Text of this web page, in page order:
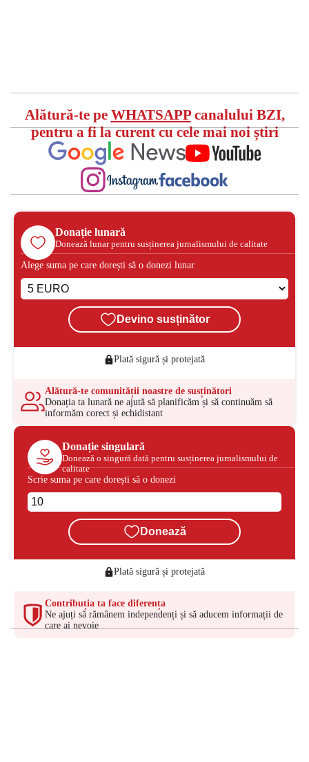
Alătură-te pe WHATSAPPcanalului BZI,
pentru a fi la curent cu cele mai noi știri
Donație lunară
Donează lunar pentru susținerea jurnalismului de calitate
Alege suma pe care dorești să o donezi lunar
Devino susținător
Plată sigură și protejată
Alătură-te comunității noastre de susținători
Donația ta lunară ne ajută să planificăm și să continuăm să
informăm corect și echidistant
Donație singulară
Donează o singură dată pentru susținerea jurnalismului de
calitate
Scrie suma pe care dorești să o donezi
Donează
Plată sigură și protejată
Contribuția ta face diferența
Ne ajuți să rămânem independenți și să aducem informații de
care ai nevoie